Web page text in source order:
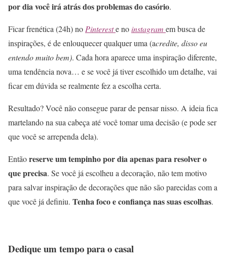
por dia você irá atrás dos problemas do casório.
Ficar frenética (24h) no Pintereste no instagram em busca de
inspirações, é de enlouquecer qualquer uma (acredite, disso eu
entendo muito bem). Cada hora aparece uma inspiração diferente,
uma tendência nova… e se você já tiver escolhido um detalhe, vai
ficar em dúvida se realmente fez a escolha certa.
Resultado? Você não consegue parar de pensar nisso. A ideia fica
martelando na sua cabeça até você tomar uma decisão (e pode ser
que você se arrependa dela).
Entãoreserve um tempinho por dia apenas para resolver o
que precisa. Se você já escolheu a decoração, não tem motivo
para salvar inspiração de decorações que não são parecidas com a
que você já definiu. Tenha foco e confiança nas suas escolhas.
Dedique um tempo para o casal